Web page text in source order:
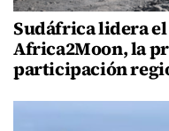
Sudáfrica lidera
Africa2Moon, la
participación